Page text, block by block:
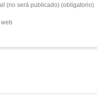
(no será publicado) (obligatorio)